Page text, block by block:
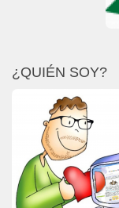
¿QUIÉN SOY?